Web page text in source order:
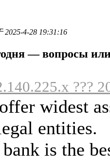
2025-4-28 19:31:16
— вопросы
???
widest
entities.
is the